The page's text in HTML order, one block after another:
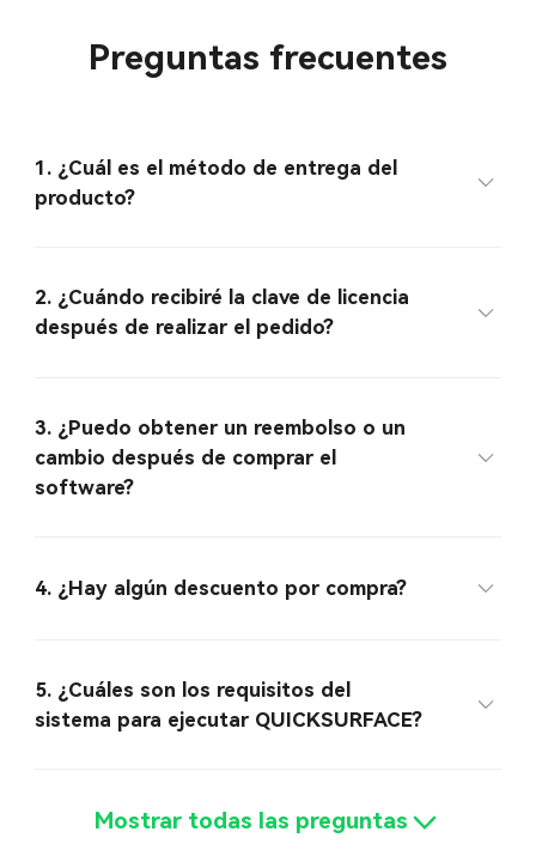
Preguntas frecuentes
1. ¿Cuál es el método de entrega del
producto?
2. ¿Cuándo recibiré la clave de licencia
después de realizar el pedido?
3. ¿Puedo obtener un reembolso o un
cambio después de comprar el
software?
4. ¿Hay algún descuento por compra?
5. ¿Cuáles son los requisitos del
sistema para ejecutar QUICKSURFACE?
Mostrar todas las preguntas